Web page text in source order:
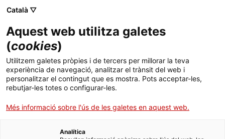
Menú
Serveis d'internacionalització Serveis d'innovació
Convocatòries d'ajuts obertes Últimes notícies
ACCIÓ - Agència per al creixement de les empreses
ACCIÓ - Agència per al creixement de les empreses
Inici
Ajuts i serveis
Next Generation EU - Ajudes a municipis per
a la implantació de zones de baixes
emissions i la transformació digital i
Ministerio de Transportes,
Català ▽
Aquest web utilitza galetes
(cookies)
Utilitzem galetes pròpies i de tercers per millorar la teva
experiència de navegació, analitzar el trànsit del web i
personalitzar el contingut que es mostra. Pots acceptar-les,
rebutjar-les totes o configurar-les.
Més informació sobre l'ús de les galetes en aquest web.
Analítica